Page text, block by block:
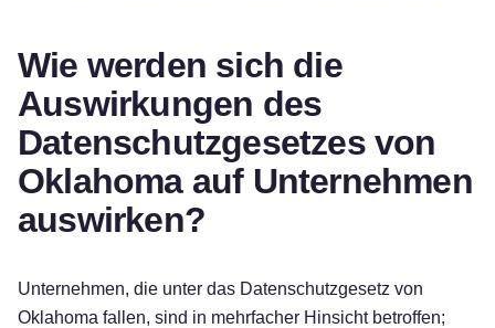
Wie werden sich die
Auswirkungen des
Datenschutzgesetzes von
Oklahoma auf Unternehmen
auswirken?
Unternehmen, die unter das Datenschutzgesetz von
Oklahoma fallen, sind in mehrfacher Hinsicht betroffen;